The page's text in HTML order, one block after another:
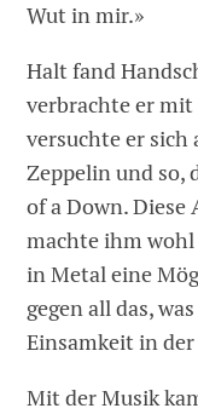
Wut in mir.»
Halt fand
verbrachte er
versuchte er sich
Zeppelin und so,
of a Down.
machte ihm wohl
in Metal eine
gegen all das,
Einsamkeit in
Mit der Musik